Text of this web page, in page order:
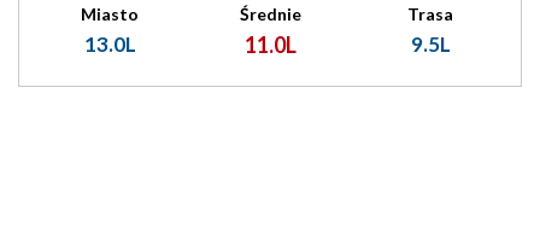
Miasto
13.0L
Średnie
11.0L
Trasa
9.5L